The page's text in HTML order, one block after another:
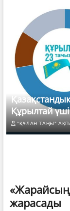
Құрылтай
"ҚҰЛАН ТАҢЫ"
жарасады